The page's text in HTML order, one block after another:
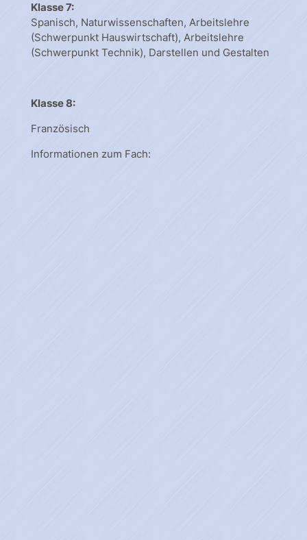
Klasse 7:
Spanisch, Naturwissenschaften, Arbeitslehre
(Schwerpunkt Hauswirtschaft), Arbeitslehre
(Schwerpunkt Technik), Darstellen und Gestalten
Klasse 8:
Französisch
Informationen zum Fach: